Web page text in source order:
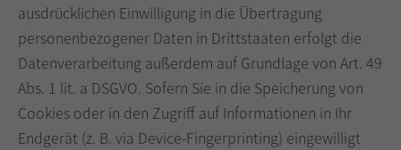
ausdrücklichen Einwilligung in die Übertragung
personenbezogener Daten in Drittstaaten erfolgt die
Datenverarbeitung außerdem auf Grundlage von Art. 49
Abs. 1 lit. a DSGVO. Sofern Sie in die Speicherung von
Cookies oder in den Zugriff auf Informationen in Ihr
Endgerät (z. B. via Device-Fingerprinting) eingewilligt